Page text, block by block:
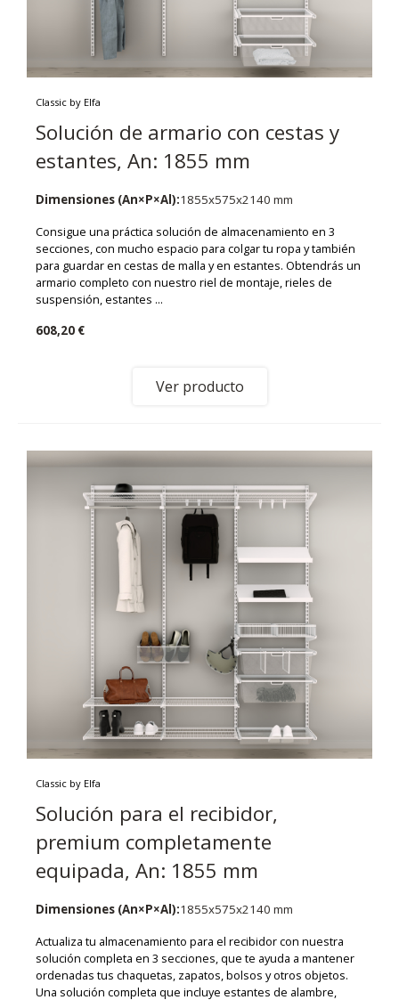
Classic by Elfa
Solución de armario con cestas y
estantes, An: 1855 mm
Dimensiones (An×P×Al):1855x575x2140 mm
Consigue una práctica solución de almacenamiento en 3
secciones, con mucho espacio para colgar tu ropa y también
para guardar en cestas de malla y en estantes. Obtendrás un
armario completo con nuestro riel de montaje, rieles de
suspensión, estantes ...
608,20 €
Ver producto
Classic by Elfa
Solución para el recibidor,
premium completamente
equipada, An: 1855 mm
Dimensiones (An×P×Al):1855x575x2140 mm
Actualiza tu almacenamiento para el recibidor con nuestra
solución completa en 3 secciones, que te ayuda a mantener
ordenadas tus chaquetas, zapatos, bolsos y otros objetos.
Una solución completa que incluye estantes de alambre,